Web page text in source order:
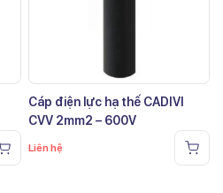
Cáp điện lực hạ thế CADIVI
CVV 2mm2 – 600V
Liên hệ